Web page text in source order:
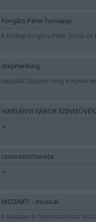
Forgács Péter honlapja
A honlap Forgács Péter Jászai
stephenking
használt Stephen King könyvek
HARSÁNYI GÁBOR
»
csorvastortenete
»
MOZART! - musical
A Budapesti Operettszínház